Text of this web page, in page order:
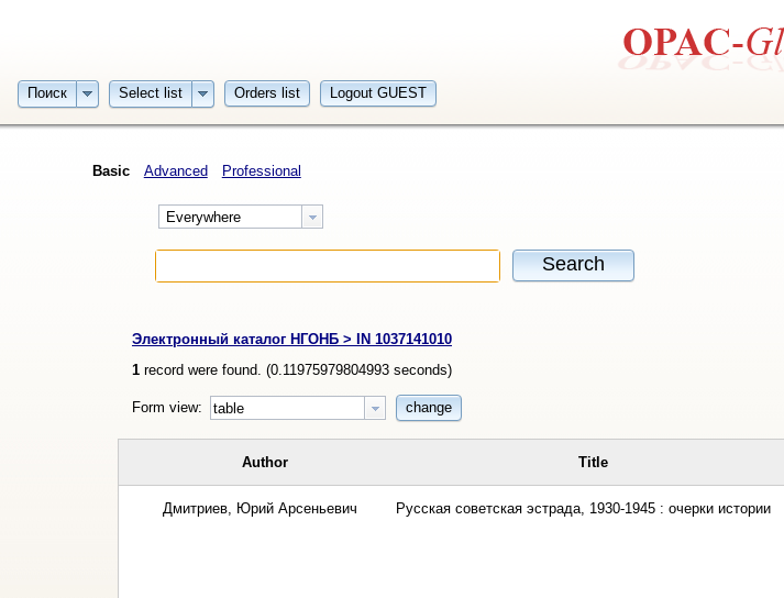
Поиск Select list Orders list Logout GUEST
Basic Advanced Professional
Everywhere
Search
Электронный каталог НГОНБ > IN 1037141010
1record were found. (0.11975979804993seconds)
Form view: table change
Author Title
Дмитриев, Юрий Арсеньевич Русская советская эстрада, 1930-1945 : очерки истории